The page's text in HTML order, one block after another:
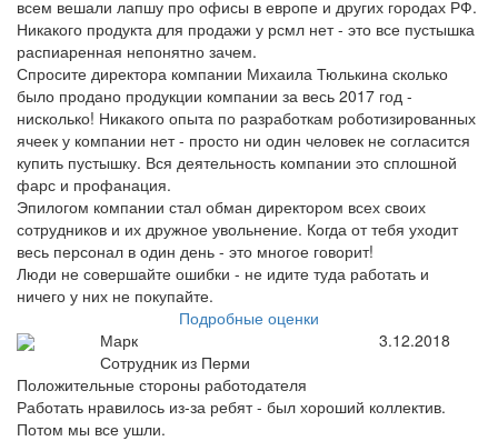
всем вешали лапшу про офисы в европе и других городах РФ.
Никакого продукта для продажи у рсмл нет - это все пустышка
распиаренная непонятно зачем.
Спросите директора компании Михаила Тюлькина сколько
было продано продукции компании за весь 2017 год -
нисколько! Никакого опыта по разработкам роботизированных
ячеек у компании нет - просто ни один человек не согласится
купить пустышку. Вся деятельность компании это сплошной
фарс и профанация.
Эпилогом компании стал обман директором всех своих
сотрудников и их дружное увольнение. Когда от тебя уходит
весь персонал в один день - это многое говорит!
Люди не совершайте ошибки - не идите туда работать и
ничего у них не покупайте.
Подробные оценки
Марк
Сотрудник из Перми
3.12.2018
Положительные стороны работодателя
Работать нравилось из-за ребят - был хороший коллектив.
Потом мы все ушли.